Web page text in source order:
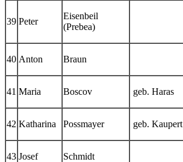
39 Peter
Eisenbeil
(Prebea)
40 Anton Braun
41 Maria Boscov geb. Haras
42 Katharina Possmayer geb. Kaupert
43 Josef Schmidt